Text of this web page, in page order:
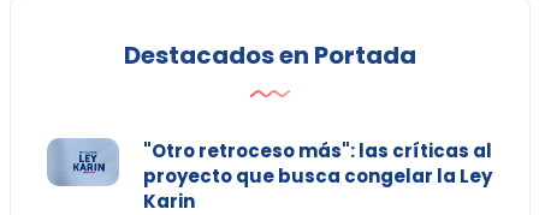
Destacados en Portada
"Otro retroceso más": las críticas al
proyecto que busca congelar la Ley
Karin